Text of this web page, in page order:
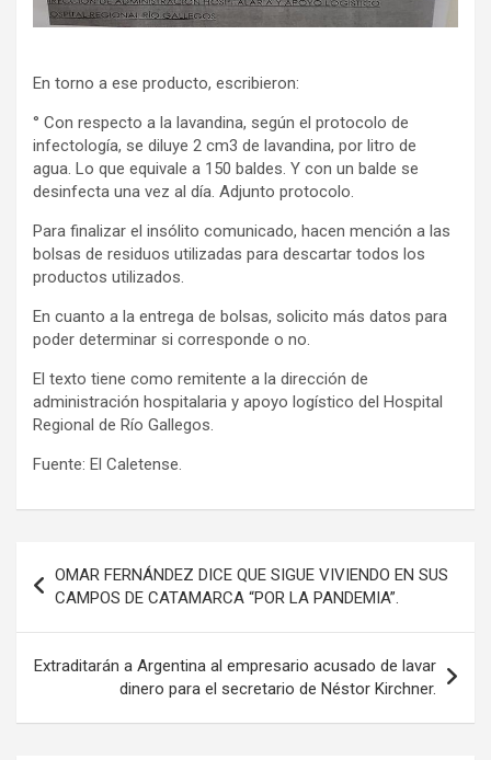
En torno a ese producto, escribieron:
° Con respecto a la lavandina, según el protocolo de
infectología, se diluye 2 cm3 de lavandina, por litro de
agua. Lo que equivale a 150 baldes. Y con un balde se
desinfecta una vez al día. Adjunto protocolo.
Para finalizar el insólito comunicado, hacen mención a las
bolsas de residuos utilizadas para descartar todos los
productos utilizados.
En cuanto a la entrega de bolsas, solicito más datos para
poder determinar si corresponde o no.
El texto tiene como remitente a la dirección de
administración hospitalaria y apoyo logístico del Hospital
Regional de Río Gallegos.
Fuente: El Caletense.
Navegación
de
entradas
OMAR FERNÁNDEZ DICE QUE SIGUE VIVIENDO EN SUS
CAMPOS DE CATAMARCA “POR LA PANDEMIA”.
Extraditarán a Argentina al empresario acusado de lavar
dinero para el secretario de Néstor Kirchner.